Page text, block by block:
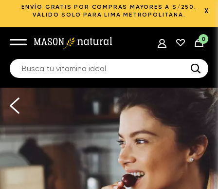
ENVÍO GRATIS POR COMPRAS MAYORES A S/250.
VÁLIDO SOLO PARA LIMA METROPOLITANA.
X
0